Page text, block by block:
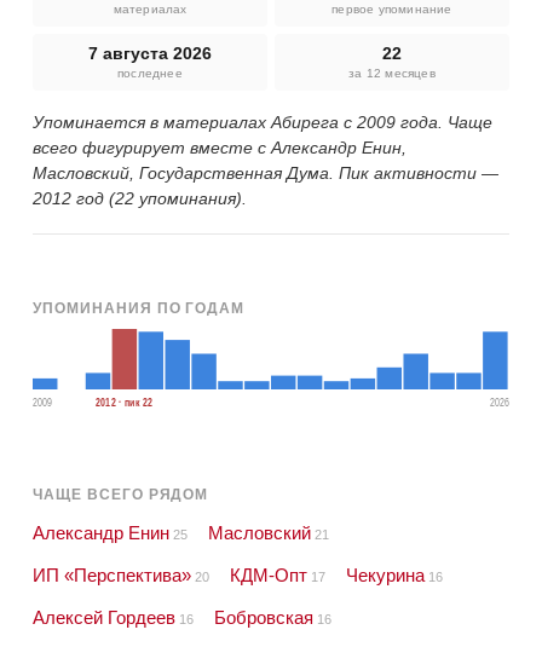
материалах первое упоминание
7 августа 2026
последнее
22
за 12 месяцев
Упоминается в материалах Абирега с 2009 года. Чаще
всего фигурирует вместе с Александр Енин,
Масловский, Государственная Дума. Пик активности —
2012 год (22 упоминания).
УПОМИНАНИЯ ПО ГОДАМ
2009 2012 · пик 22 2026
ЧАЩЕ ВСЕГО РЯДОМ
Александр Енин 25 Масловский 21
ИП «Перспектива» 20 КДМ-Опт 17 Чекурина 16
Алексей Гордеев 16 Бобровская 16